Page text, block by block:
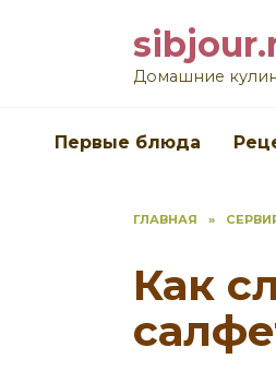
Домашние
Первые блюда
ГЛАВНАЯ »
Как